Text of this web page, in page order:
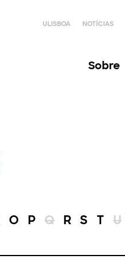
ULISBOA NOTÍCIAS
Sobre
O P Q R S T U